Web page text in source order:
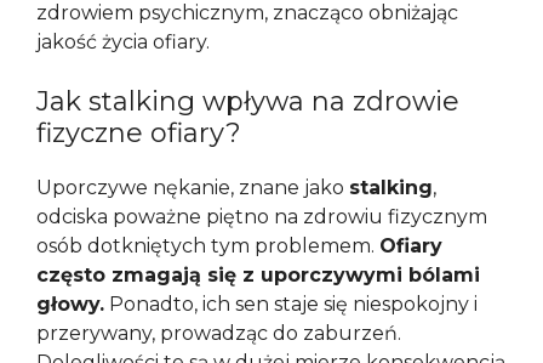
zdrowiem psychicznym, znacząco obniżając
jakość życia ofiary.
Jak stalking wpływa na zdrowie
fizyczne ofiary?
Uporczywe nękanie, znane jako stalking,
odciska poważne piętno na zdrowiu fizycznym
osób dotkniętych tym problemem. Ofiary
często zmagają się z uporczywymi bólami
głowy. Ponadto, ich sen staje się niespokojny i
przerywany, prowadząc do zaburzeń.